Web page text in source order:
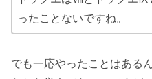
ったことないですね。
でも一応やったことはある